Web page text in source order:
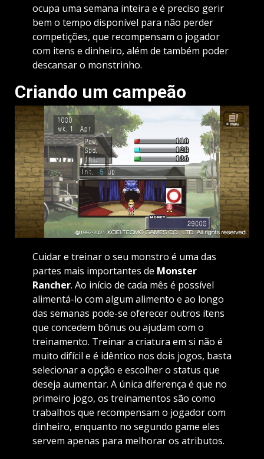
ocupa uma semana inteira e é preciso gerir
bem o tempo disponível para não perder
competições, que recompensam o jogador
com itens e dinheiro, além de também poder
descansar o monstrinho.
Criando um campeão
Cuidar e treinar o seu monstro é uma das
partes mais importantes de Monster
Rancher. Ao início de cada mês é possível
alimentá-lo com algum alimento e ao longo
das semanas pode-se oferecer outros itens
que concedem bônus ou ajudam com o
treinamento. Treinar a criatura em si não é
muito difícil e é idêntico nos dois jogos, basta
selecionar a opção e escolher o status que
deseja aumentar. A única diferença é que no
primeiro jogo, os treinamentos são como
trabalhos que recompensam o jogador com
dinheiro, enquanto no segundo game eles
servem apenas para melhorar os atributos.